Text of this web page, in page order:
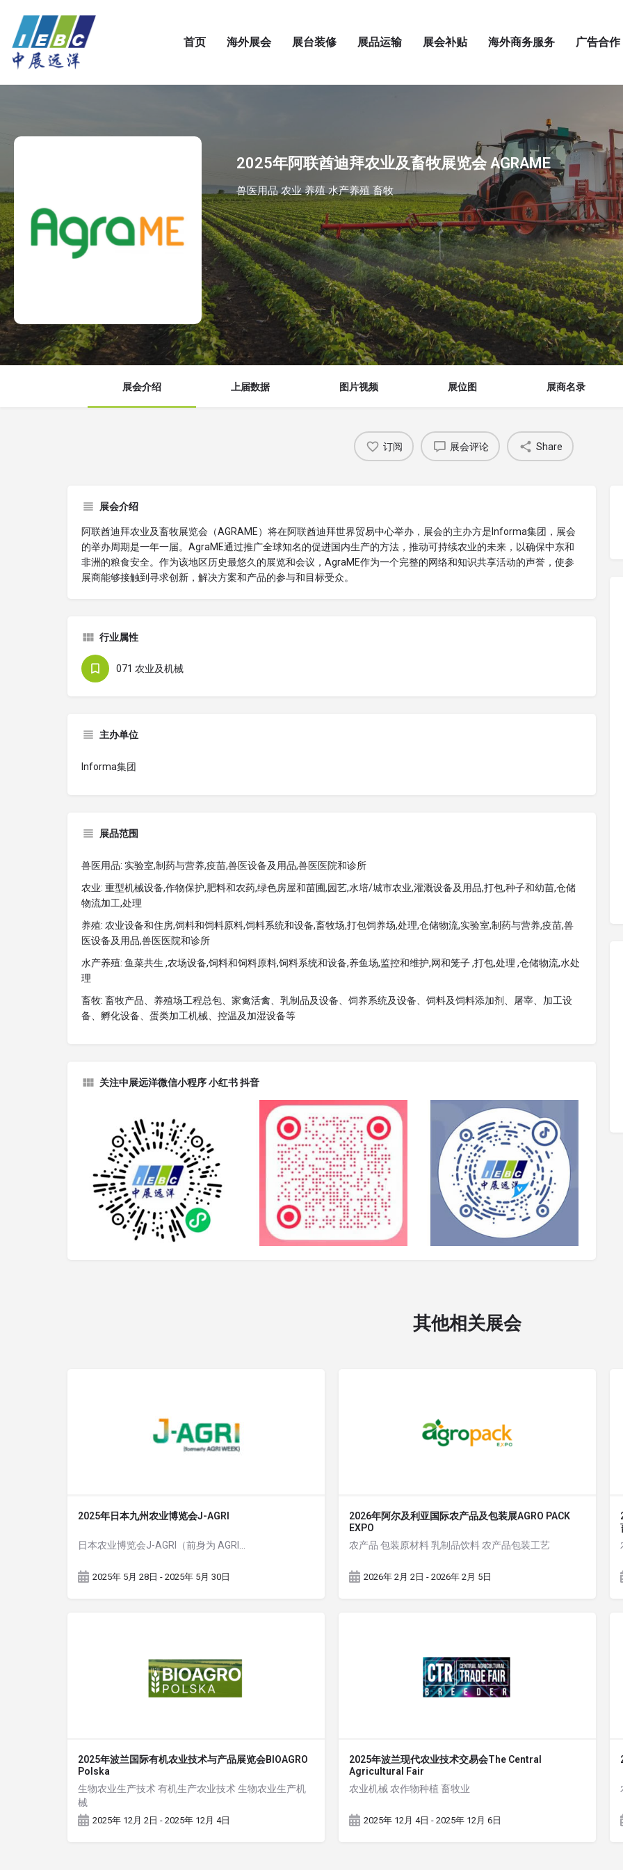
首页 海外展会 展台装修 展品运输 展会补贴 海外商务服务 广告合作
2025年阿联酋迪拜农业及畜牧展览会 AGRAME
兽医用品 农业 养殖 水产养殖 畜牧
展会介绍 上届数据 图片视频 展位图 展商名录
订阅 展会评论 Share
展会介绍
阿联酋迪拜农业及畜牧展览会（AGRAME）将在阿联酋迪拜世界贸易中心举办，展会的主办方是Informa集团，展会
的举办周期是一年一届。AgraME通过推广全球知名的促进国内生产的方法，推动可持续农业的未来，以确保中东和
非洲的粮食安全。作为该地区历史最悠久的展览和会议，AgraME作为一个完整的网络和知识共享活动的声誉，使参
展商能够接触到寻求创新，解决方案和产品的参与和目标受众。
行业属性
071 农业及机械
主办单位
Informa集团
展品范围
兽医用品: 实验室,制药与营养,疫苗,兽医设备及用品,兽医医院和诊所
农业: 重型机械设备,作物保护,肥料和农药,绿色房屋和苗圃,园艺,水培/城市农业,灌溉设备及用品,打包,种子和幼苗,仓储
物流加工,处理
养殖: 农业设备和住房,饲料和饲料原料,饲料系统和设备,畜牧场,打包饲养场,处理,仓储物流,实验室,制药与营养,疫苗,兽
医设备及用品,兽医医院和诊所
水产养殖: 鱼菜共生 ,农场设备,饲料和饲料原料,饲料系统和设备,养鱼场,监控和维护,网和笼子 ,打包,处理 ,仓储物流,水处
理
畜牧: 畜牧产品、养殖场工程总包、家禽活禽、乳制品及设备、饲养系统及设备、饲料及饲料添加剂、屠宰、加工设
备、孵化设备、蛋类加工机械、控温及加湿设备等
关注中展远洋微信小程序 小红书 抖音
其他相关展会
2025年日本九州农业博览会J-AGRI
日本农业博览会J-AGRI（前身为 AGRI…
2025年 5月 28日 - 2025年 5月 30日
2026年阿尔及利亚国际农产品及包装展AGRO PACK
EXPO
农产品 包装原材料 乳制品饮料 农产品包装工艺
2026年 2月 2日 - 2026年 2月 5日
2025年波兰国际有机农业技术与产品展览会BIOAGRO
Polska
生物农业生产技术 有机生产农业技术 生物农业生产机
械
2025年 12月 2日 - 2025年 12月 4日
2025年波兰现代农业技术交易会The Central
Agricultural Fair
农业机械 农作物种植 畜牧业
2025年 12月 4日 - 2025年 12月 6日